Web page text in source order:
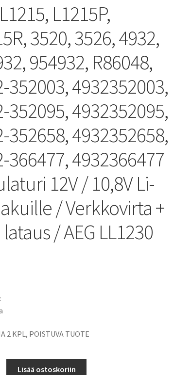
L1215P,
3520, 3526, 4932,
954932, R86048,
352003, 4932352003,
352095, 4932352095,
352658, 4932352658,
366477, 4932366477
12V / 10,8V Li-
/ Verkkovirta +
lataus / AEG LL1230
2 KPL, POISTUVA TUOTE
Lisää ostoskoriin